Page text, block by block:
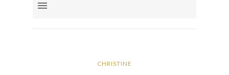
CHRISTINE